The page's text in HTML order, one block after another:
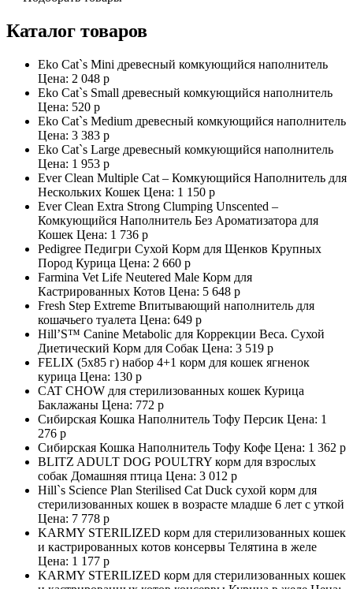
Каталог товаров
Eko Cat`s Mini древесный комкующийся наполнитель
Цена: 2 048 р
Eko Cat`s Small древесный комкующийся наполнитель
Цена: 520 р
Eko Cat`s Medium древесный комкующийся наполнитель
Цена: 3 383 р
Eko Cat`s Large древесный комкующийся наполнитель
Цена: 1 953 р
Ever Clean Multiple Cat – Комкующийся Наполнитель для
Нескольких Кошек Цена: 1 150 р
Ever Clean Extra Strong Clumping Unscented –
Комкующийся Наполнитель Без Ароматизатора для
Кошек Цена: 1 736 р
Pedigree Педигри Сухой Корм для Щенков Крупных
Пород Курица Цена: 2 660 р
Farmina Vet Life Neutered Male Корм для
Кастрированных Котов Цена: 5 648 р
Fresh Step Extreme Впитывающий наполнитель для
кошачьего туалета Цена: 649 р
Hill’S™ Canine Metabolic для Коррекции Веса. Сухой
Диетический Корм для Собак Цена: 3 519 р
FELIX (5х85 г) набор 4+1 корм для кошек ягненок
курица Цена: 130 р
CAT CHOW для стерилизованных кошек Курица
Баклажаны Цена: 772 р
Сибирская Кошка Наполнитель Тофу Персик Цена: 1
276 р
Сибирская Кошка Наполнитель Тофу Кофе Цена: 1 362 р
BLITZ ADULT DOG POULTRY корм для взрослых
собак Домашняя птица Цена: 3 012 р
Hill`s Science Plan Sterilised Cat Duck сухой корм для
стерилизованных кошек в возрасте младше 6 лет с уткой
Цена: 7 778 р
KARMY STERILIZED корм для стерилизованных кошек
и кастрированных котов консервы Телятина в желе
Цена: 1 177 р
KARMY STERILIZED корм для стерилизованных кошек